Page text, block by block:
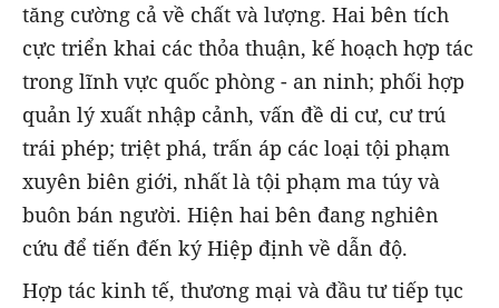
tăng cường cả về chất và lượng. Hai bên tích
cực triển khai các thỏa thuận, kế hoạch hợp tác
trong lĩnh vực quốc phòng - an ninh; phối hợp
quản lý xuất nhập cảnh, vấn đề di cư, cư trú
trái phép; triệt phá, trấn áp các loại tội phạm
xuyên biên giới, nhất là tội phạm ma túy và
buôn bán người. Hiện hai bên đang nghiên
cứu để tiến đến ký Hiệp định về dẫn độ.
Hợp tác kinh tế, thương mại và đầu tư tiếp tục